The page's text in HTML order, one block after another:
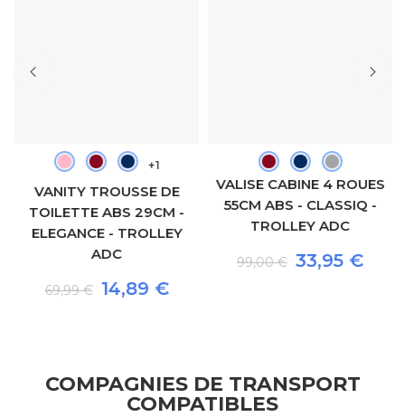
+1
VANITY TROUSSE DE
TOILETTE ABS 29CM -
ELEGANCE - TROLLEY
ADC
69,99 € 14,89 €
VALISE CABINE 4 ROUES
55CM ABS - CLASSIQ -
TROLLEY ADC
99,00 € 33,95 €
COMPAGNIES DE TRANSPORT
COMPATIBLES